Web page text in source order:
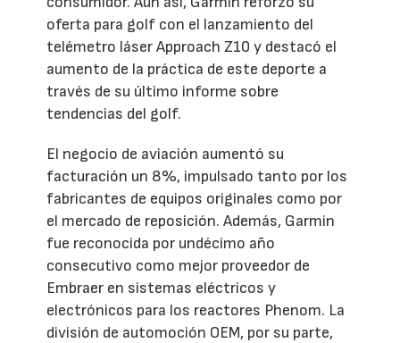
oferta para golf con el lanzamiento del
telémetro láser Approach Z10 y destacó el
aumento de la práctica de este deporte a
través de su último informe sobre
tendencias del golf.
El negocio de aviación aumentó su
facturación un 8%, impulsado tanto por los
fabricantes de equipos originales como por
el mercado de reposición. Además, Garmin
fue reconocida por undécimo año
consecutivo como mejor proveedor de
Embraer en sistemas eléctricos y
electrónicos para los reactores Phenom. La
división de automoción OEM, por su parte,